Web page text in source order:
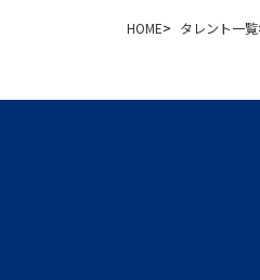
HOME タレント一覧